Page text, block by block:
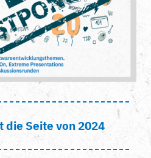
die Seite von 2024